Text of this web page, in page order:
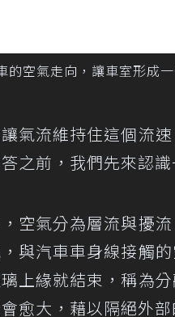
的空氣走向，讓車室形成
氣流維持住這個流
之前，我們先來認
空氣分為層流與擾
與汽車車身線接觸
上緣就結束，稱為
愈大，藉以隔絕外